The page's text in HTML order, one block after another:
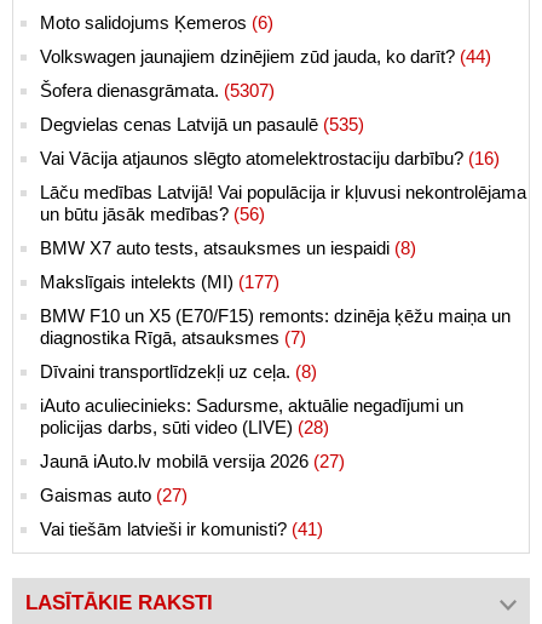
Moto salidojums Ķemeros (6)
Volkswagen jaunajiem dzinējiem zūd jauda, ko darīt? (44)
Šofera dienasgrāmata. (5307)
Degvielas cenas Latvijā un pasaulē (535)
Vai Vācija atjaunos slēgto atomelektrostaciju darbību? (16)
Lāču medības Latvijā! Vai populācija ir kļuvusi nekontrolējama
un būtu jāsāk medības? (56)
BMW X7 auto tests, atsauksmes un iespaidi (8)
Makslīgais intelekts (MI) (177)
BMW F10 un X5 (E70/F15) remonts: dzinēja ķēžu maiņa un
diagnostika Rīgā, atsauksmes (7)
Dīvaini transportlīdzekļi uz ceļa. (8)
iAuto aculiecinieks: Sadursme, aktuālie negadījumi un
policijas darbs, sūti video (LIVE) (28)
Jaunā iAuto.lv mobilā versija 2026 (27)
Gaismas auto (27)
Vai tiešām latvieši ir komunisti? (41)
LASĪTĀKIE RAKSTI